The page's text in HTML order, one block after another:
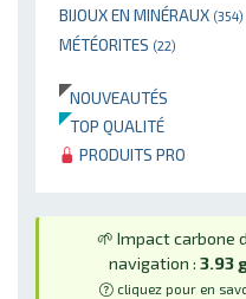
BIJOUX EN MINÉRAUX (354)
MÉTÉORITES (22)
NOUVEAUTÉS
TOP QUALITÉ
PRODUITS PRO
🌱 Impact carbone
navigation : 3.93
cliquez pour en